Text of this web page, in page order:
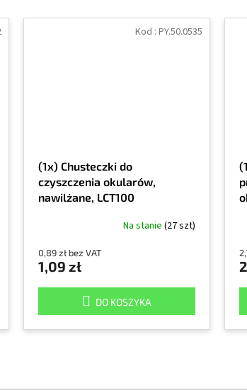
(1x) Chusteczki do
czyszczenia okularów,
nawilżane, LCT100
Na stanie (27 szt)
0,89 zł bez VAT
1,09 zł
DO KOSZYKA
Kod : PY.50.0535